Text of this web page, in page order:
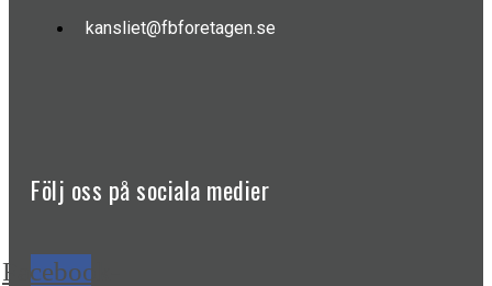
kansliet@fbforetagen.se
Följ oss på sociala medier
Facebook-